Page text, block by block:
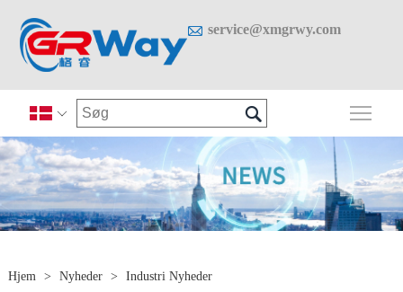
 service@xmgrwy.com
 
Hjem > Nyheder > Industri Nyheder